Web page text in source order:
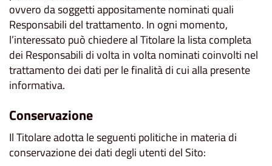
ovvero da soggetti appositamente nominati quali
Responsabili del trattamento. In ogni momento,
l’interessato può chiedere al Titolare la lista completa
dei Responsabili di volta in volta nominati coinvolti nel
trattamento dei dati per le finalità di cui alla presente
informativa.
Conservazione
Il Titolare adotta le seguenti politiche in materia di
conservazione dei dati degli utenti del Sito: